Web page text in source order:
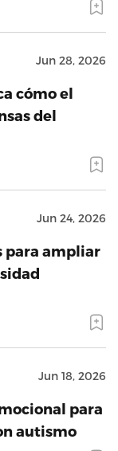
Jun 28, 2026
cómo el
del
Jun 24, 2026
para ampliar
Jun 18, 2026
para
autismo